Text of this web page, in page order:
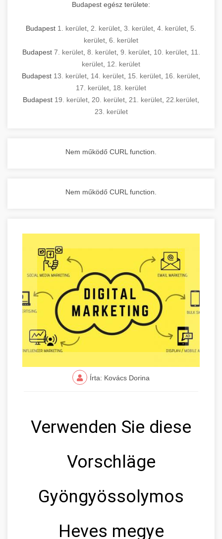
Budapest egész területe:
Budapest 1. kerület 2. kerület 3. kerület 4. kerület 5.
kerület 6. kerület
Budapest 7. kerület, 8. kerület, 9. kerület, 10. kerület, 11.
kerület 12. kerület
Budapest 13. kerület 14. kerület 15. kerület 16. kerület
17. kerület 18. kerület
Budapest 19. kerület 20. kerület 21. kerület 22.kerület
23. kerület
Nem működő CURL function.
Nem működő CURL function.
Írta: Kovács Dorina
Verwenden Sie diese
Vorschläge
Gyöngyössolymos
Heves megye